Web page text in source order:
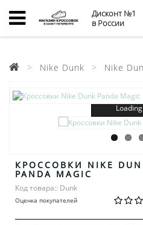
Дисконт №1
в России
Nike Dunk Nike
КРОССОВКИ NIKE
PANDA MAGIC
Код товара:: Dunk
Оценка покупателей